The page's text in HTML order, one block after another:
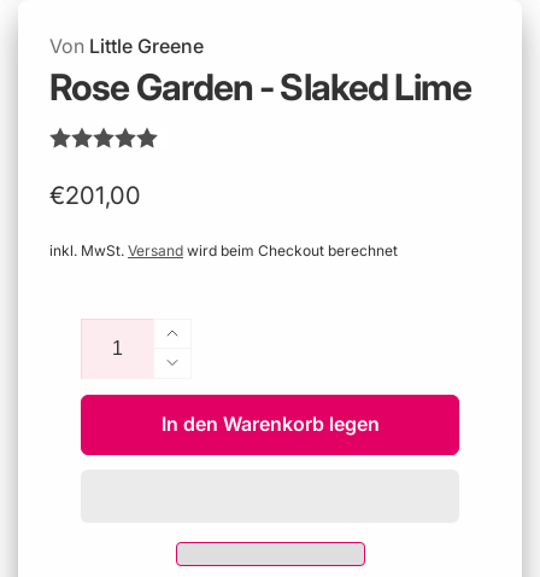
Von Little Greene
Rose Garden - Slaked Lime
Normaler
€201,00
inkl. MwSt. Versand wird beim Checkout berechnet
Erhöhe
die
Menge
für
Lime
Verringere
die
Menge
für
Slaked
In den Warenkorb legen